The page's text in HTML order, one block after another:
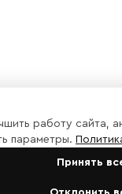
работу сайта,
параметры.
Принять